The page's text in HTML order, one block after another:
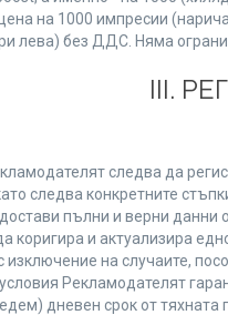
на 1000 импресии
лева) без ДДС. Няма
ІІІ.
следва да
следва конкретните
пълни и верни данни
и актуализира
на случаите,
Рекламодателят
дневен срок от